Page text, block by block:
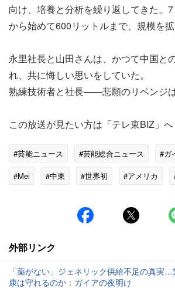
向け、培養と分析を繰り返してきた。
から始めて600リットルまで、規模を拡
永里社長と山田さんは、かつて中国と
れ、共に悔しい思いをしていた。
熟練技術者と社長――悲願のリベンジ
この放送が見たい方は「テレ東BIZ」へ
#芸能ニュース #芸能総合ニュース
#ガ
#Mei
#中東 #世界初 #アメリカ
外部リンク
「薬がない」ジェネリック供給不足の真実
康は守れるのか：ガイアの夜明け